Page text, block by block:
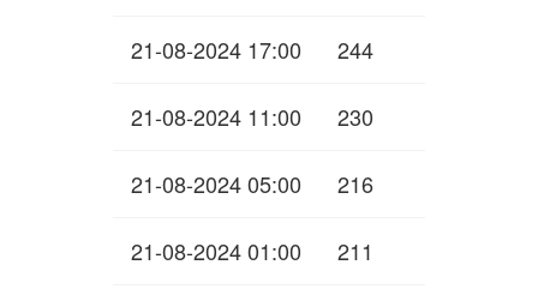
21-08-2024 17:00 244
21-08-2024 11:00 230
21-08-2024 05:00 216
21-08-2024 01:00 211